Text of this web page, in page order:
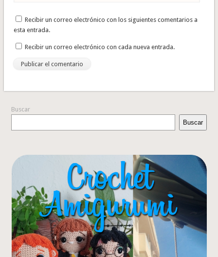
Recibir un correo electrónico con los siguientes comentarios a
esta entrada.
Recibir un correo electrónico con cada nueva entrada.
Buscar
Buscar